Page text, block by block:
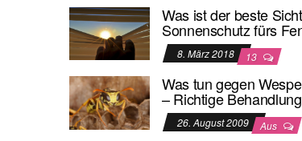
Was ist der beste
Sonnenschutz fürs
8. März 2018 13
Was tun gegen
– Richtige Behandlung
26. August 2009 Aus